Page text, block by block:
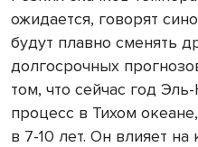
ожидается, говорят
будут плавно сменять
долгосрочных
том, что сейчас год
процесс в Тихом
в 7-10 лет. Он влияет